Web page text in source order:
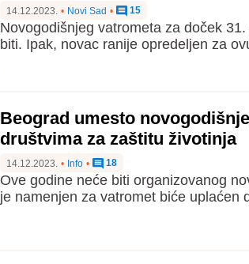
14.12.2023. • Novi Sad • 15
Novogodišnjeg vatrometa za doček
biti. Ipak, novac ranije opredeljen za
Beograd umesto
društvima za zaštitu životinja
14.12.2023. • Info • 18
Ove godine neće biti organizovanog
je namenjen za vatromet biće uplaćen